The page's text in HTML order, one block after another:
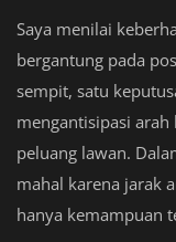
Saya menilai
bergantung pada
sempit, satu
mengantisipasi
peluang lawan.
mahal karena jarak
hanya kemampuan